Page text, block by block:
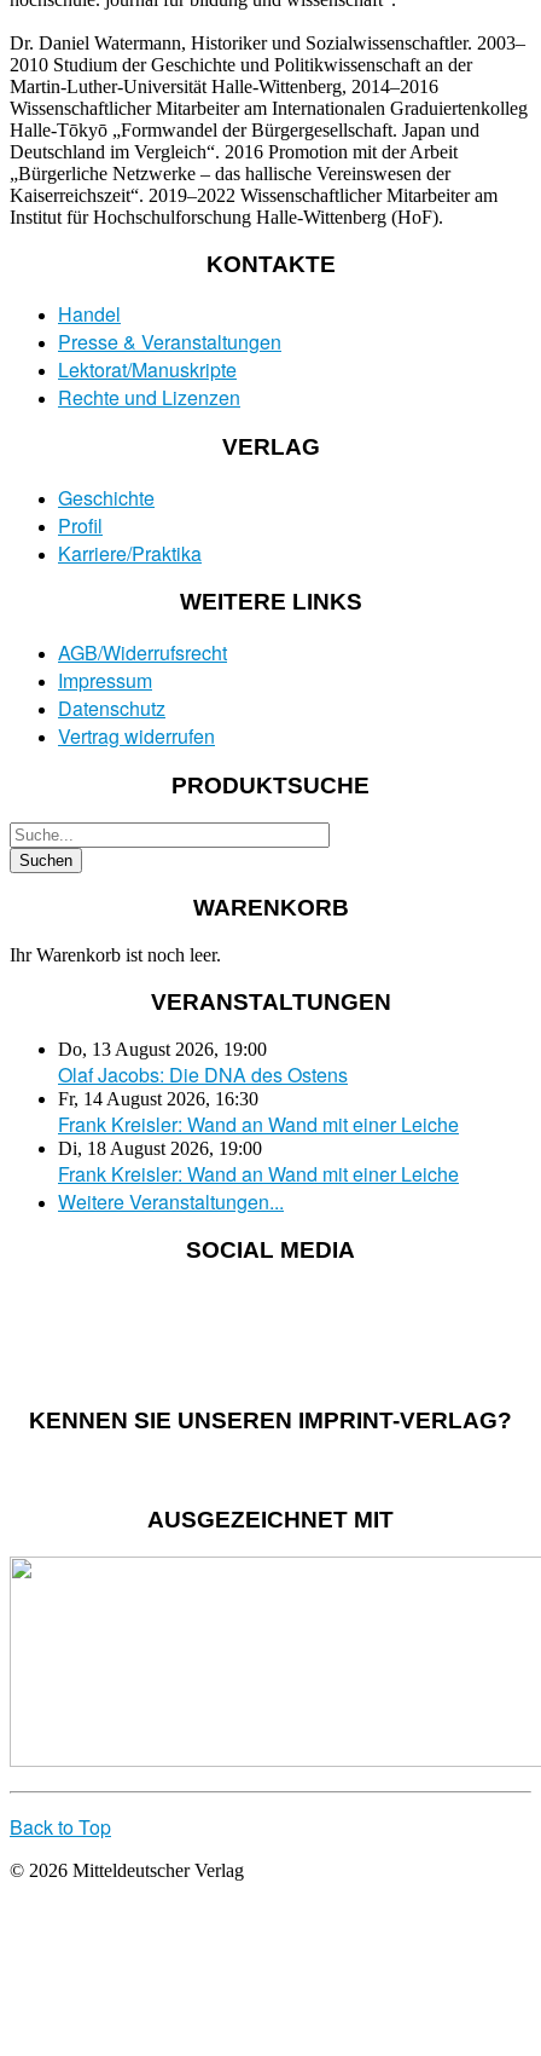
Dr. Daniel Watermann, Historiker und Sozialwissenschaftler. 2003–
2010 Studium der Geschichte und Politikwissenschaft an der
Martin-Luther-Universität Halle-Wittenberg, 2014–2016
Wissenschaftlicher Mitarbeiter am Internationalen Graduiertenkolleg
Halle-Tōkyō „Formwandel der Bürgergesellschaft. Japan und
Deutschland im Vergleich“. 2016 Promotion mit der Arbeit
„Bürgerliche Netzwerke – das hallische Vereinswesen der
Kaiserreichszeit“. 2019–2022 Wissenschaftlicher Mitarbeiter am
Institut für Hochschulforschung Halle-Wittenberg (HoF).
KONTAKTE
Handel
Presse & Veranstaltungen
Lektorat/Manuskripte
Rechte und Lizenzen
VERLAG
Geschichte
Profil
Karriere/Praktika
WEITERE LINKS
AGB/Widerrufsrecht
Impressum
Datenschutz
Vertrag widerrufen
PRODUKTSUCHE
WARENKORB
Ihr Warenkorb ist noch leer.
VERANSTALTUNGEN
Do, 13 August 2026, 19:00
Olaf Jacobs: Die DNA des Ostens
Fr, 14 August 2026, 16:30
Frank Kreisler: Wand an Wand mit einer Leiche
Di, 18 August 2026, 19:00
Frank Kreisler: Wand an Wand mit einer Leiche
Weitere Veranstaltungen...
SOCIAL MEDIA
KENNEN SIE UNSEREN IMPRINT-VERLAG?
AUSGEZEICHNET MIT
Back to Top
© 2026 Mitteldeutscher Verlag